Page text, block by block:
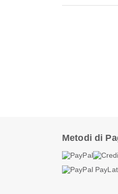
Metodi di